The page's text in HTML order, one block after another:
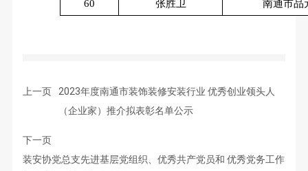
60 张胜卫 南通市品
上一页
2023年度南通市装饰装修安装行业 优秀创业领头人
（企业家）推介拟表彰名单公示
下一页
装安协党总支先进基层党组织、优秀共产党员和 优秀党务工作